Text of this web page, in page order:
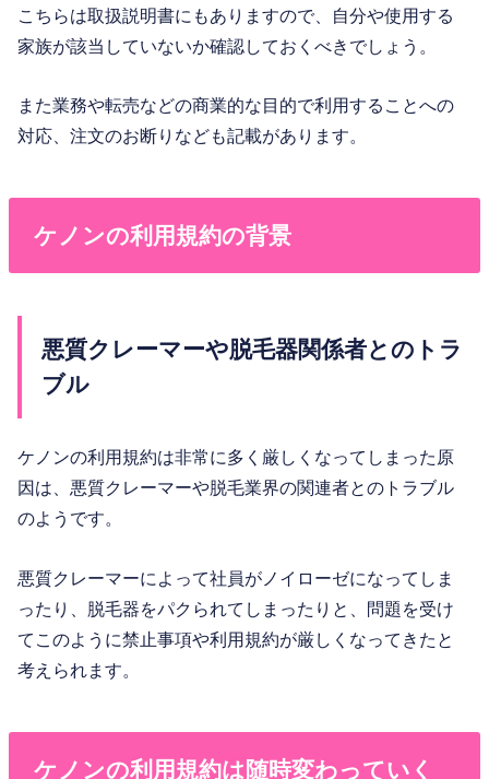
こちらは取扱説明書にもありますので、自分や使用する
家族が該当していないか確認しておくべきでしょう。
また業務や転売などの商業的な目的で利用することへの
対応、注文のお断りなども記載があります。
ケノンの利用規約の背景
悪質クレーマーや脱毛器関係者とのトラ
ブル
ケノンの利用規約は非常に多く厳しくなってしまった原
因は、悪質クレーマーや脱毛業界の関連者とのトラブル
のようです。
悪質クレーマーによって社員がノイローゼになってしま
ったり、脱毛器をパクられてしまったりと、問題を受け
てこのように禁止事項や利用規約が厳しくなってきたと
考えられます。
ケノンの利用規約は随時変わっていく